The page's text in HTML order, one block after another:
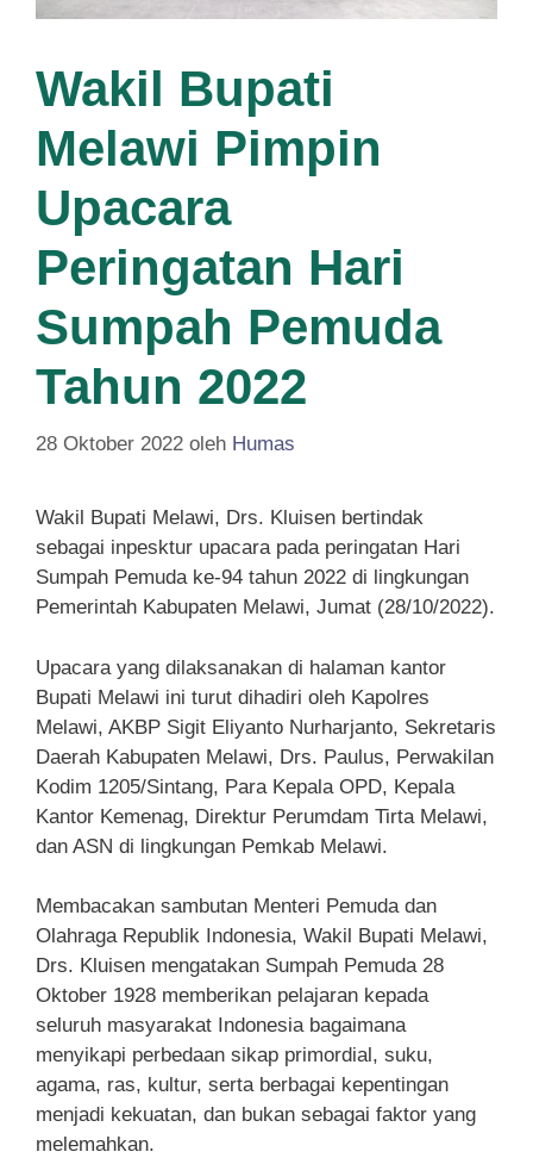
Wakil Bupati
Melawi Pimpin
Upacara
Peringatan Hari
Sumpah Pemuda
Tahun 2022
28 Oktober 2022 oleh Humas
Wakil Bupati Melawi, Drs. Kluisen bertindak
sebagai inpesktur upacara pada peringatan Hari
Sumpah Pemuda ke-94 tahun 2022 di lingkungan
Pemerintah Kabupaten Melawi, Jumat (28/10/2022).
Upacara yang dilaksanakan di halaman kantor
Bupati Melawi ini turut dihadiri oleh Kapolres
Melawi, AKBP Sigit Eliyanto Nurharjanto, Sekretaris
Daerah Kabupaten Melawi, Drs. Paulus, Perwakilan
Kodim 1205/Sintang, Para Kepala OPD, Kepala
Kantor Kemenag, Direktur Perumdam Tirta Melawi,
dan ASN di lingkungan Pemkab Melawi.
Membacakan sambutan Menteri Pemuda dan
Olahraga Republik Indonesia, Wakil Bupati Melawi,
Drs. Kluisen mengatakan Sumpah Pemuda 28
Oktober 1928 memberikan pelajaran kepada
seluruh masyarakat Indonesia bagaimana
menyikapi perbedaan sikap primordial, suku,
agama, ras, kultur, serta berbagai kepentingan
menjadi kekuatan, dan bukan sebagai faktor yang
melemahkan.